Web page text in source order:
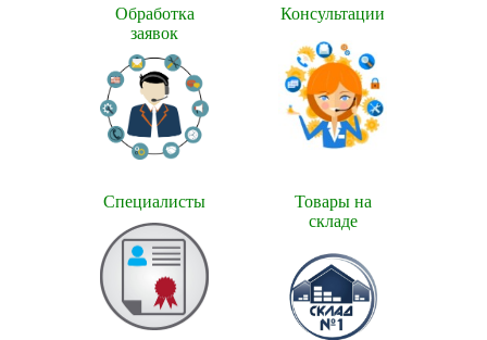
Обработка
заявок
Консультации
Cпециалисты
Товары на
складе